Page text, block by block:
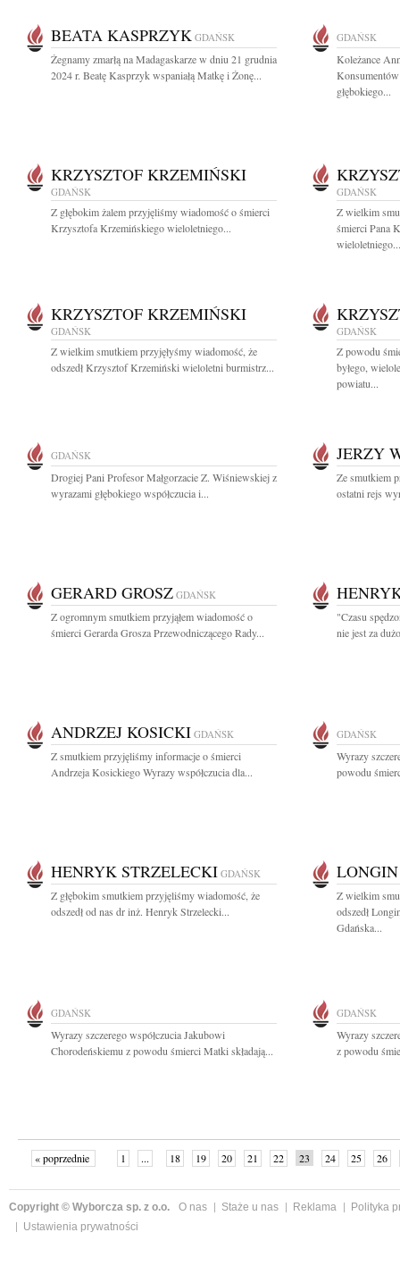
BEATA KASPRZYK GDAŃSK
Żegnamy zmarłą na Madagaskarze w dniu 21 grudnia
2024 r. Beatę Kasprzyk wspaniałą Matkę i Żonę...
GDAŃSK
Koleżance
głębokiego...
KRZYSZTOF KRZEMIŃSKI
GDAŃSK
Z głębokim żalem przyjęliśmy wiadomość o śmierci
Krzysztofa Krzemińskiego wieloletniego...
GDAŃSK
Z wielkim
śmierci Pana
wieloletniego...
KRZYSZTOF KRZEMIŃSKI
GDAŃSK
Z wielkim smutkiem przyjęłyśmy wiadomość, że
odszedł Krzysztof Krzemiński wieloletni burmistrz...
GDAŃSK
Z powodu
byłego,
powiatu...
GDAŃSK
Drogiej Pani Profesor Małgorzacie Z. Wiśniewskiej z
wyrazami głębokiego współczucia i...
JERZY
Ze smutkiem
ostatni rejs
GERARD GROSZ GDAŃSK
Z ogromnym smutkiem przyjąłem wiadomość o
śmierci Gerarda Grosza Przewodniczącego Rady...
"Czasu
nie jest za
ANDRZEJ KOSICKI GDAŃSK
Z smutkiem przyjęliśmy informacje o śmierci
Andrzeja Kosickiego Wyrazy współczucia dla...
GDAŃSK
Wyrazy
powodu
HENRYK STRZELECKI GDAŃSK
Z głębokim smutkiem przyjęliśmy wiadomość, że
odszedł od nas dr inż. Henryk Strzelecki...
Z wielkim
odszedł
Gdańska...
GDAŃSK
Wyrazy szczerego współczucia Jakubowi
Chorodeńskiemu z powodu śmierci Matki składają...
GDAŃSK
Wyrazy
z powodu
« poprzednie 1 ... 18 19 20 21 22 23 24 25
26
Copyright © Wyborcza sp. z o.o. O nas Staże u nas Reklama
Polityka
Ustawienia prywatności